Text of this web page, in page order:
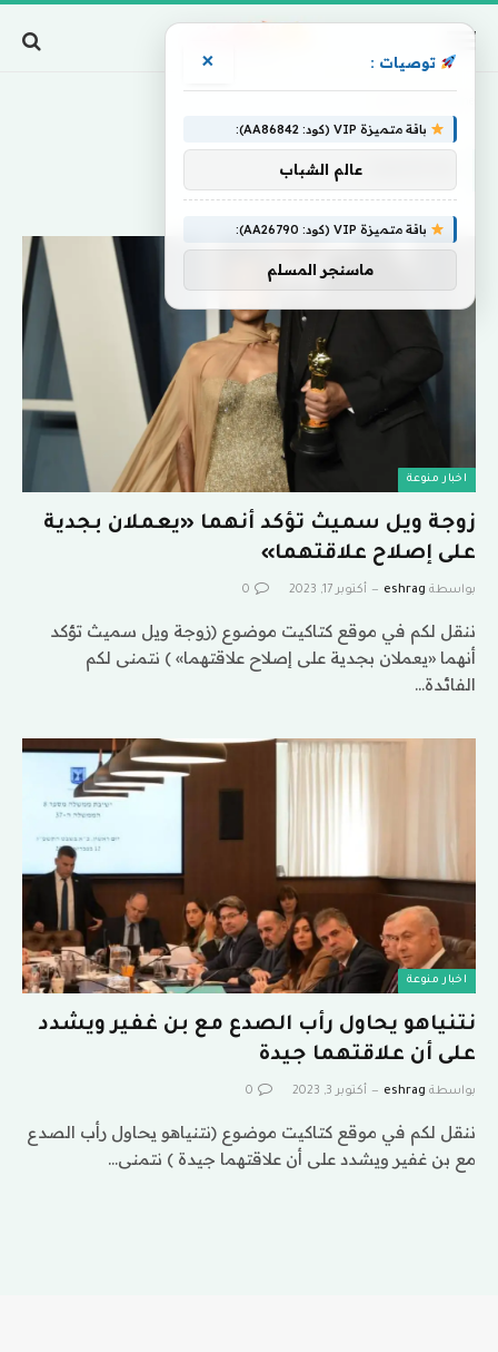
اخبار منوعة
زوجة ويل سميث تؤكد أنهما «يعملان بجدية
على إصلاح علاقتهما»
بواسطة eshrag أكتوبر 17, 2023 0
ننقل لكم في موقع كتاكيت موضوع (زوجة ويل سميث تؤكد
أنهما «يعملان بجدية على إصلاح علاقتهما» ) نتمنى لكم
الفائدة…
اخبار منوعة
نتنياهو يحاول رأب الصدع مع بن غفير ويشدد
على أن علاقتهما جيدة
بواسطة eshrag أكتوبر 3, 2023 0
ننقل لكم في موقع كتاكيت موضوع (نتنياهو يحاول رأب الصدع
مع بن غفير ويشدد على أن علاقتهما جيدة ) نتمنى…
توصيات : ×
باقة متميزة VIP (كود: AA86842):
عالم الشباب
باقة متميزة VIP (كود: AA26790):
ماسنجر المسلم